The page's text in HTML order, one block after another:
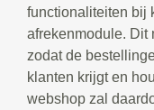
functionaliteiten bij
afrekenmodule. Dit
zodat de
klanten krijgt en
webshop zal